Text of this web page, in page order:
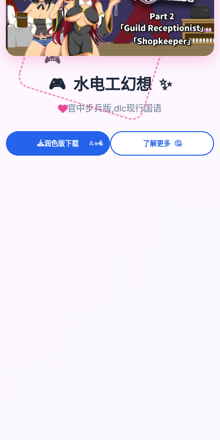
🎮
🎮 水电工幻想 ✨
官中步兵版,dlc现行国语
润色版下载 ✨
⭐
💫 了解更多 🤔